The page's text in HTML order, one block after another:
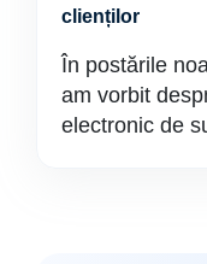
clienților
În postările
am vorbit
electronic de